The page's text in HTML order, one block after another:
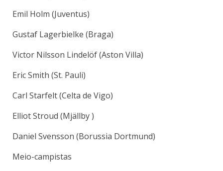
Emil Holm (Juventus)
Gustaf Lagerbielke (Braga)
Victor Nilsson Lindelöf (Aston Villa)
Eric Smith (St. Pauli)
Carl Starfelt (Celta de Vigo)
Elliot Stroud (Mjällby )
Daniel Svensson (Borussia Dortmund)
Meio-campistas